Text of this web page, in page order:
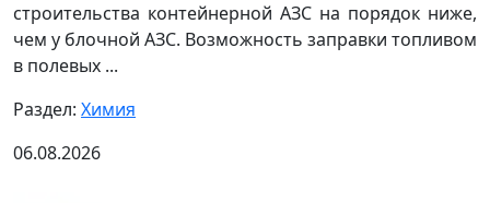
строительства контейнерной АЗС на порядок ниже,
чем у блочной АЗС. Возможность заправки топливом
в полевых ...
Раздел: Химия
06.08.2026